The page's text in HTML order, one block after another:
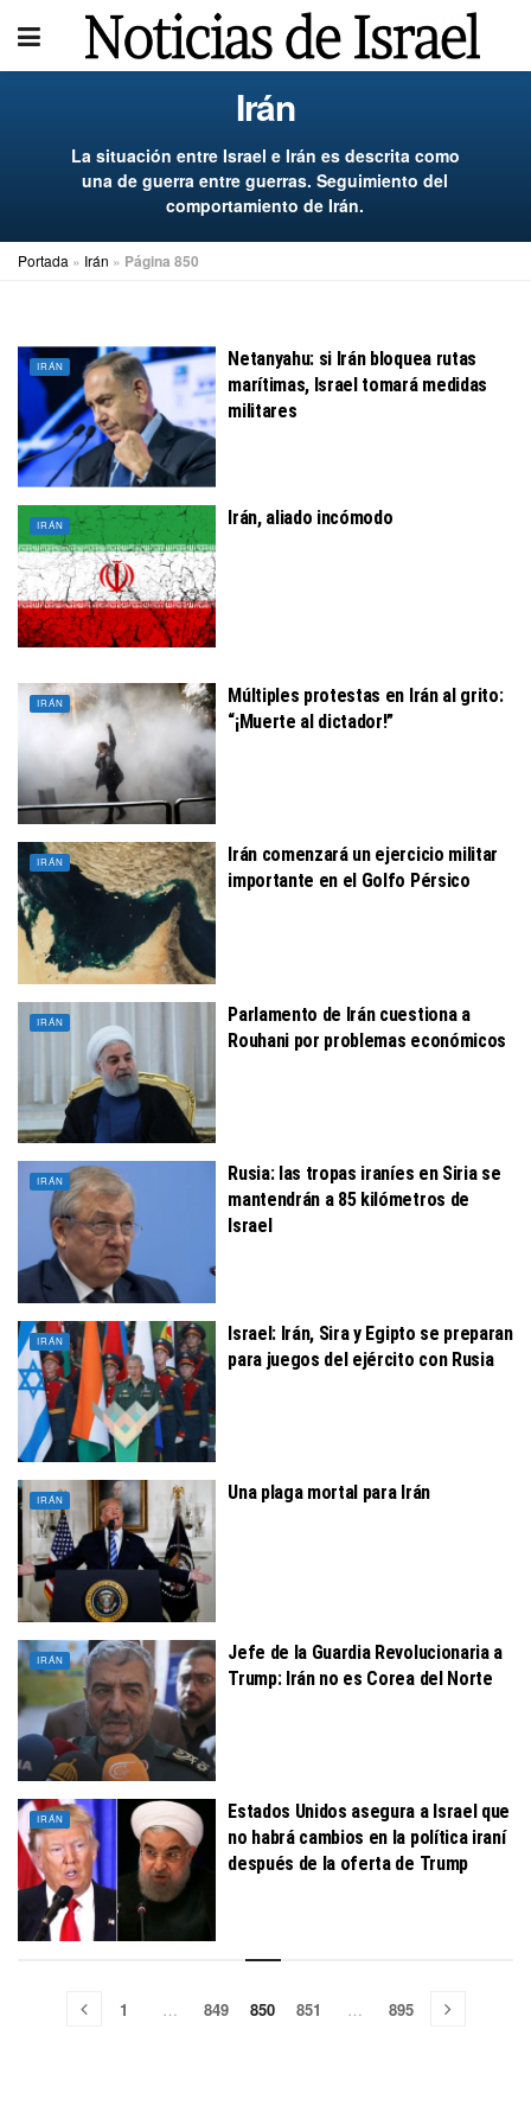
Irán
La situación entre Israel e Irán es descrita como
una de guerra entre guerras. Seguimiento del
comportamiento de Irán.
Portada » Irán » Página 850
IRÁN
Netanyahu: si Irán bloquea rutas
marítimas, Israel tomará medidas
militares
IRÁN Irán, aliado incómodo
IRÁN
Múltiples protestas en Irán al grito:
“¡Muerte al dictador!”
IRÁN
Irán comenzará un ejercicio militar
importante en el Golfo Pérsico
IRÁN
Parlamento de Irán cuestiona a
Rouhani por problemas económicos
IRÁN
Rusia: las tropas iraníes en Siria se
mantendrán a 85 kilómetros de
Israel
IRÁN
Israel: Irán, Sira y Egipto se preparan
para juegos del ejército con Rusia
IRÁN Una plaga mortal para Irán
IRÁN
Jefe de la Guardia Revolucionaria a
Trump: Irán no es Corea del Norte
IRÁN
Estados Unidos asegura a Israel que
no habrá cambios en la política iraní
después de la oferta de Trump
1 … 849 850 851 … 895